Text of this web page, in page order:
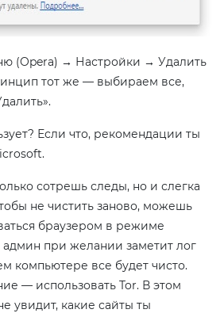
(Opera) → Настройки → Удалить
тот же — выбираем все,
Если что, рекомендации ты
сотрешь следы, но и слегка
не чистить заново, можешь
браузером в режиме
админ при желании заметит лог
компьютере все будет чисто.
— использовать Tor. В этом
увидит, какие сайты ты